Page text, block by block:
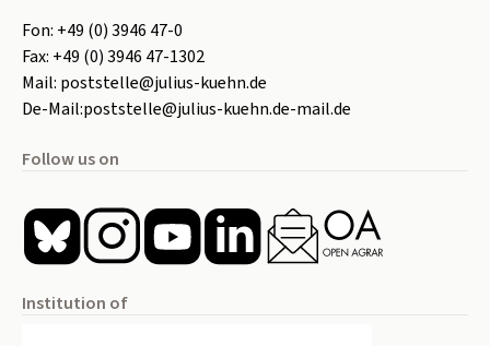
Fon: +49 (0) 3946 47-0
Fax: +49 (0) 3946 47-1302
Mail: poststelle@julius-kuehn.de
De-Mail:poststelle@julius-kuehn.de-mail.de
Follow us on
Institution of